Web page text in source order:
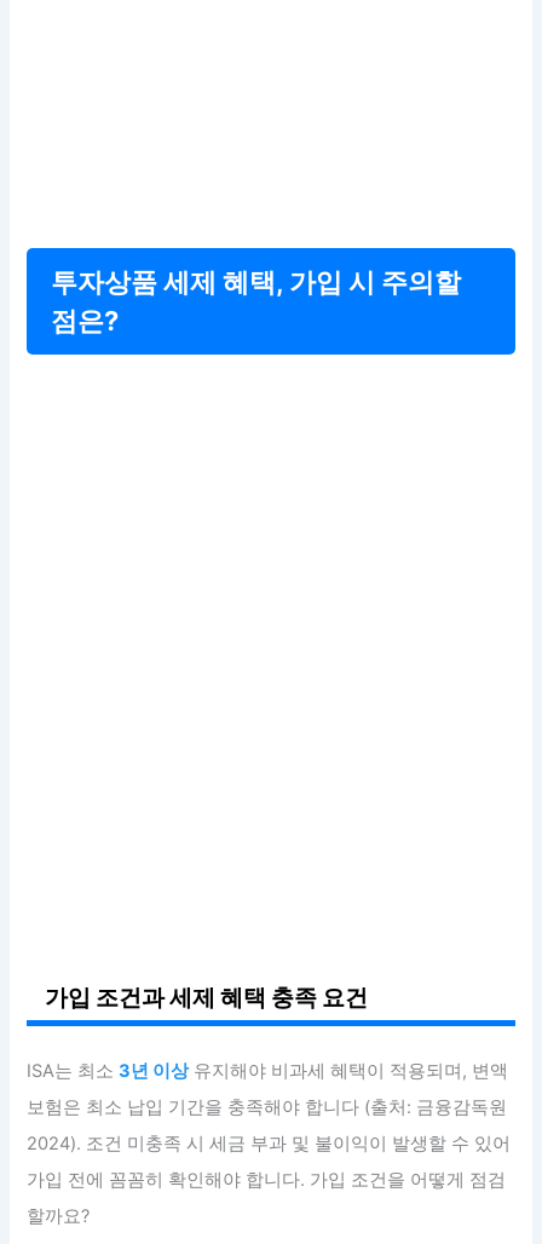
투자상품 세제 혜택, 가입 시 주의할
점은?
가입 조건과 세제 혜택 충족 요건
ISA는 최소3년 이상유지해야 비과세 혜택이 적용되며, 변액
보험은 최소 납입 기간을 충족해야 합니다 (출처: 금융감독원
2024). 조건 미충족 시 세금 부과 및 불이익이 발생할 수 있어
가입 전에 꼼꼼히 확인해야 합니다. 가입 조건을 어떻게 점검
할까요?